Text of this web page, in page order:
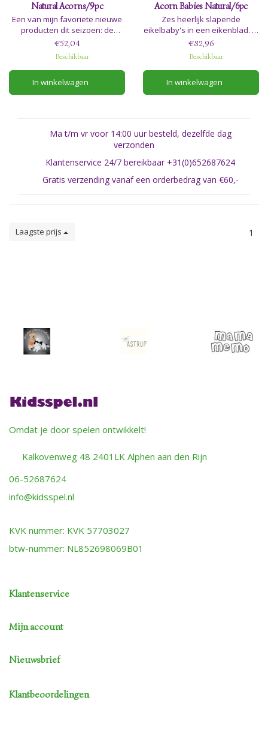
Natural Acorns/9pc
Een van mijn favoriete nieuwe
producten dit seizoen: de
prachtige handgesneden
eikelkappen met drie tinten
eikels.Dit is een van die
prachtige producten die je
gewoon wilt hebben!
€52,04
Beschikbaar
In winkelwagen
Acorn Babies Natural/6pc
Zes heerlijk slapende
eikelbaby's in een eikenblad. In
natuurlijke kleuren.
€82,96
Beschikbaar
In winkelwagen
Ma t/m vr voor 14:00 uur besteld, dezelfde dag
verzonden
Klantenservice 24/7 bereikbaar +31(0)652687624
Gratis verzending vanaf een orderbedrag van €60,-
Laagste prijs 1
Omdat je door spelen ontwikkelt!
Kalkovenweg 48 2401LK Alphen aan den Rijn
06-52687624
info@kidsspel.nl
KVK nummer: KVK 57703027
btw-nummer: NL852698069B01
Klantenservice
Mijn account
Nieuwsbrief
Klantbeoordelingen